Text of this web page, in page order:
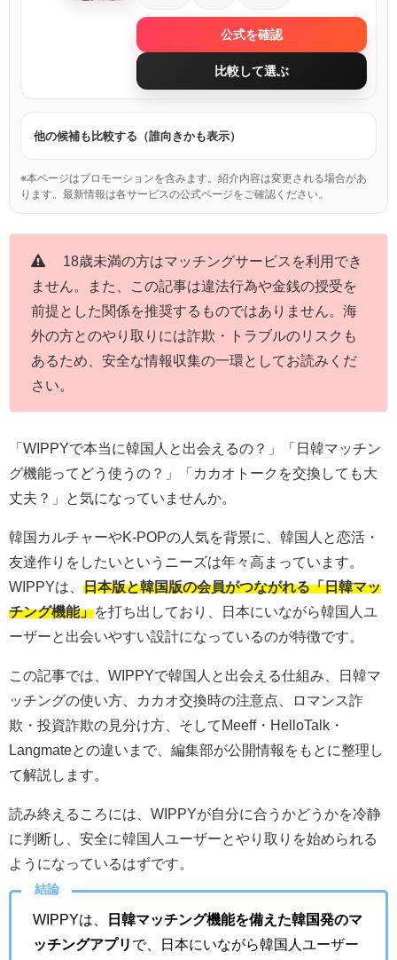
公式を確認
比較して選ぶ
他の候補も比較する（誰向きかも表示）
※本ページはプロモーションを含みます。紹介内容は変更される場合があ
ります。最新情報は各サービスの公式ページをご確認ください。
18歳未満の方はマッチングサービスを利用でき
ません。また、この記事は違法行為や金銭の授受を
前提とした関係を推奨するものではありません。海
外の方とのやり取りには詐欺・トラブルのリスクも
あるため、安全な情報収集の一環としてお読みくだ
さい。
「WIPPYで本当に韓国人と出会えるの？」「日韓マッチン
グ機能ってどう使うの？」「カカオトークを交換しても大
丈夫？」と気になっていませんか。
韓国カルチャーやK-POPの人気を背景に、韓国人と恋活・
友達作りをしたいというニーズは年々高まっています。
WIPPYは、 日本版と韓国版の会員がつながれる「日韓マッ
チング機能」を打ち出しており、日本にいながら韓国人ユ
ーザーと出会いやすい設計になっているのが特徴です。
この記事では、WIPPYで韓国人と出会える仕組み、日韓マ
ッチングの使い方、カカオ交換時の注意点、ロマンス詐
欺・投資詐欺の見分け方、そしてMeeff・HelloTalk・
Langmateとの違いまで、編集部が公開情報をもとに整理し
て解説します。
読み終えるころには、WIPPYが自分に合うかどうかを冷静
に判断し、安全に韓国人ユーザーとやり取りを始められる
ようになっているはずです。
結論
WIPPYは、
日韓マッチング機能を備えた韓国発のマ
ッチングアプリ で、日本にいながら韓国人ユーザー